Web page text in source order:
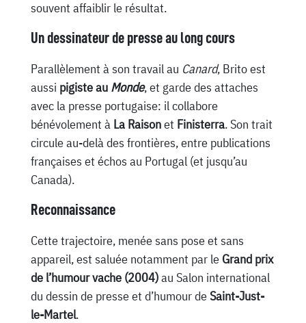
souvent affaiblir le résultat.
Un dessinateur de presse au long cours
Parallèlement à son travail au Canard, Brito est
aussi pigiste au Monde, et garde des attaches
avec la presse portugaise: il collabore
bénévolement à La Raisonet Finisterra. Son trait
circule au-delà des frontières, entre publications
françaises et échos au Portugal (et jusqu’au
Canada).
Reconnaissance
Cette trajectoire, menée sans pose et sans
appareil, est saluée notamment par le Grand prix
de l’humour vache (2004)au Salon international
du dessin de presse et d’humour deSaint-Just-
le-Martel.